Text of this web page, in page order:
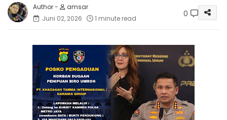
amsar
Juni 02, 2026
1 minute read 0